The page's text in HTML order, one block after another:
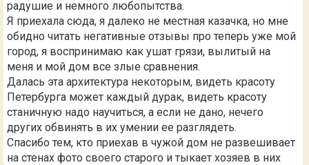
радушие и немного любопытства.
Я приехала сюда, я далеко не местная казачка, но мне
обидно читать негативные отзывы про теперь уже мой
город, я воспринимаю как ушат грязи, вылитый на
меня и мой дом все злые сравнения.
Далась эта архитектура некоторым, видеть красоту
Петербурга может каждый дурак, видеть красоту
станичную надо научиться, а если не дано, нечего
других обвинять в их умении ее разглядеть.
Спасибо тем, кто приехав в чужой дом не развешивает
на стенах фото своего старого и тыкает хозяев в них